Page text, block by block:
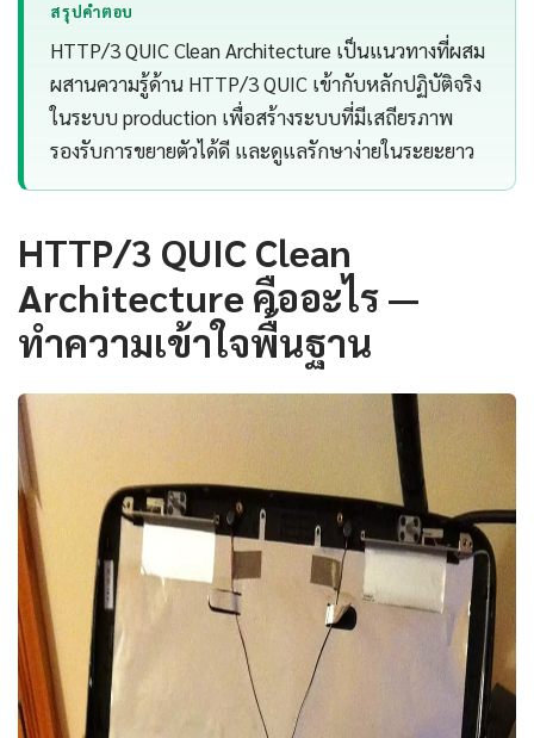
สรุปคำตอบ
HTTP/3 QUIC Clean Architecture เป็นแนวทางที่ผสม
ผสานความรู้ด้าน HTTP/3 QUIC เข้ากับหลักปฏิบัติจริง
ในระบบ production เพื่อสร้างระบบที่มีเสถียรภาพ
รองรับการขยายตัวได้ดี และดูแลรักษาง่ายในระยะยาว
HTTP/3 QUIC Clean
Architecture คืออะไร —
ทำความเข้าใจพื้นฐาน